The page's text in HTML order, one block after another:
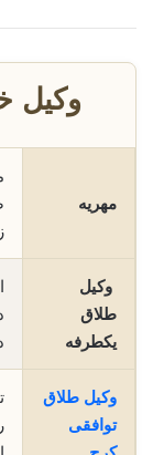
وکیل
مهریه
وکیل
طلاق
یکطرفه
وکیل طلاق
توافقی